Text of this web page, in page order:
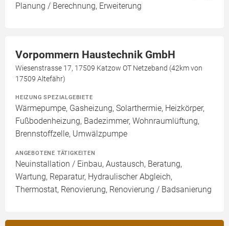
Planung / Berechnung, Erweiterung
Vorpommern Haustechnik GmbH
Wiesenstrasse 17, 17509 Katzow OT Netzeband (42km von
17509 Altefähr)
HEIZUNG SPEZIALGEBIETE
Wärmepumpe, Gasheizung, Solarthermie, Heizkörper,
Fußbodenheizung, Badezimmer, Wohnraumlüftung,
Brennstoffzelle, Umwälzpumpe
ANGEBOTENE TÄTIGKEITEN
Neuinstallation / Einbau, Austausch, Beratung,
Wartung, Reparatur, Hydraulischer Abgleich,
Thermostat, Renovierung, Renovierung / Badsanierung